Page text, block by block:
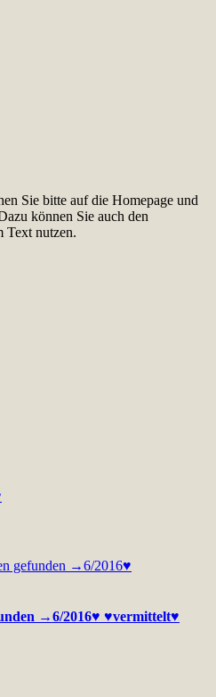
Sie bitte auf die Homepage und
können Sie auch den
Text nutzen.
→6/2016♥ ♥vermittelt♥